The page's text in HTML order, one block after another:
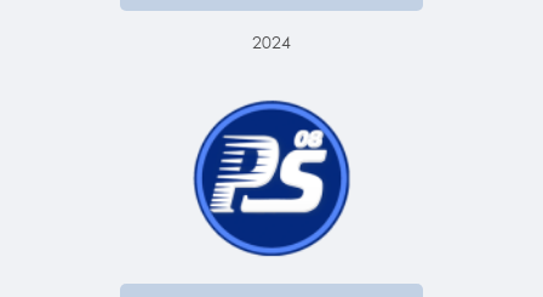
2024